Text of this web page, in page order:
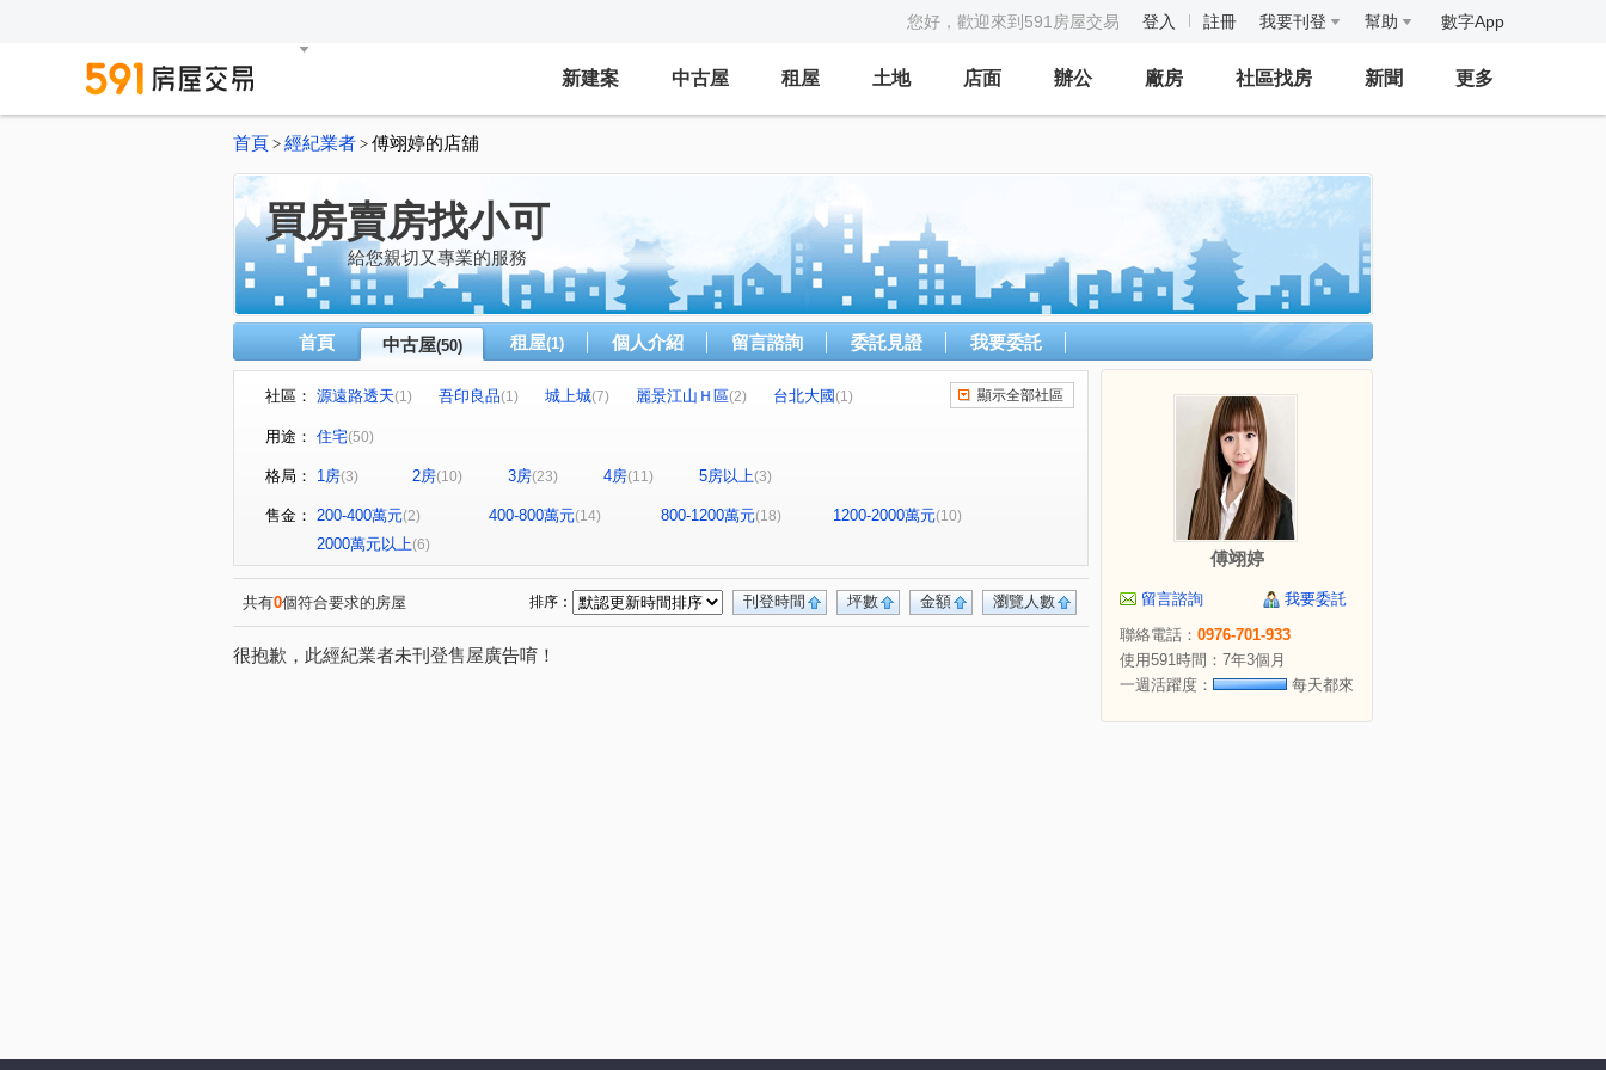
您好，歡迎來到591房屋交易 登入 註冊 我要刊登 幫助 數字App
新建案 中古屋 租屋 土地 店面 辦公 廠房 社區找房 新聞 更多
首頁 > 經紀業者 > 傅翊婷的店舖
買房賣房找小可
給您親切又專業的服務
首頁 中古屋(50) 租屋(1) 個人介紹 留言諮詢 委託見證 我要委託
社區： 源遠路透天(1) 吾印良品(1) 城上城(7) 麗景江山Ｈ區(2) 台北大國(1)
好吉市
東明路77巷55號華廈(1) 新豐街(1) 山海觀(5) 御花園(1)
海豔 (1) 碧海擎天 萬國大廈(1) 暖暖達麗(1) 大香港(1) 澄品香榭(1)
僑家大院(1) 威鎮八方
武聖街(1) 源遠路(2) 樂一路(1) 建成路(1) 麥金路(7) 深溪路(2)
武嶺街(1) 中正路(1) 復興路(2) 新豐街 (8) 孝東路(2)
培德路(1) 東光路(1) 東明路(1) 觀海街(5) 樂利二街(1) 暖中路(1)
中正路(2) 深澳坑路(2) 調和街
顯示全部社區
用途： 住宅(50)
格局： 1房(3) 2房(10) 3房(23) 4房(11) 5房以上(3)
售金： 200-400萬元(2) 400-800萬元(14) 800-1200萬元(18) 1200-2000萬元(10)
2000萬元以上(6)
共有0個符合要求的房屋 瀏覽人數
金額
坪數
刊登時間
排序：
很抱歉，此經紀業者未刊登售屋廣告唷！
傅翊婷
留言諮詢
我要委託
聯絡電話： 0976-701-933
使用591時間：7年3個月
一週活躍度：
每天都來